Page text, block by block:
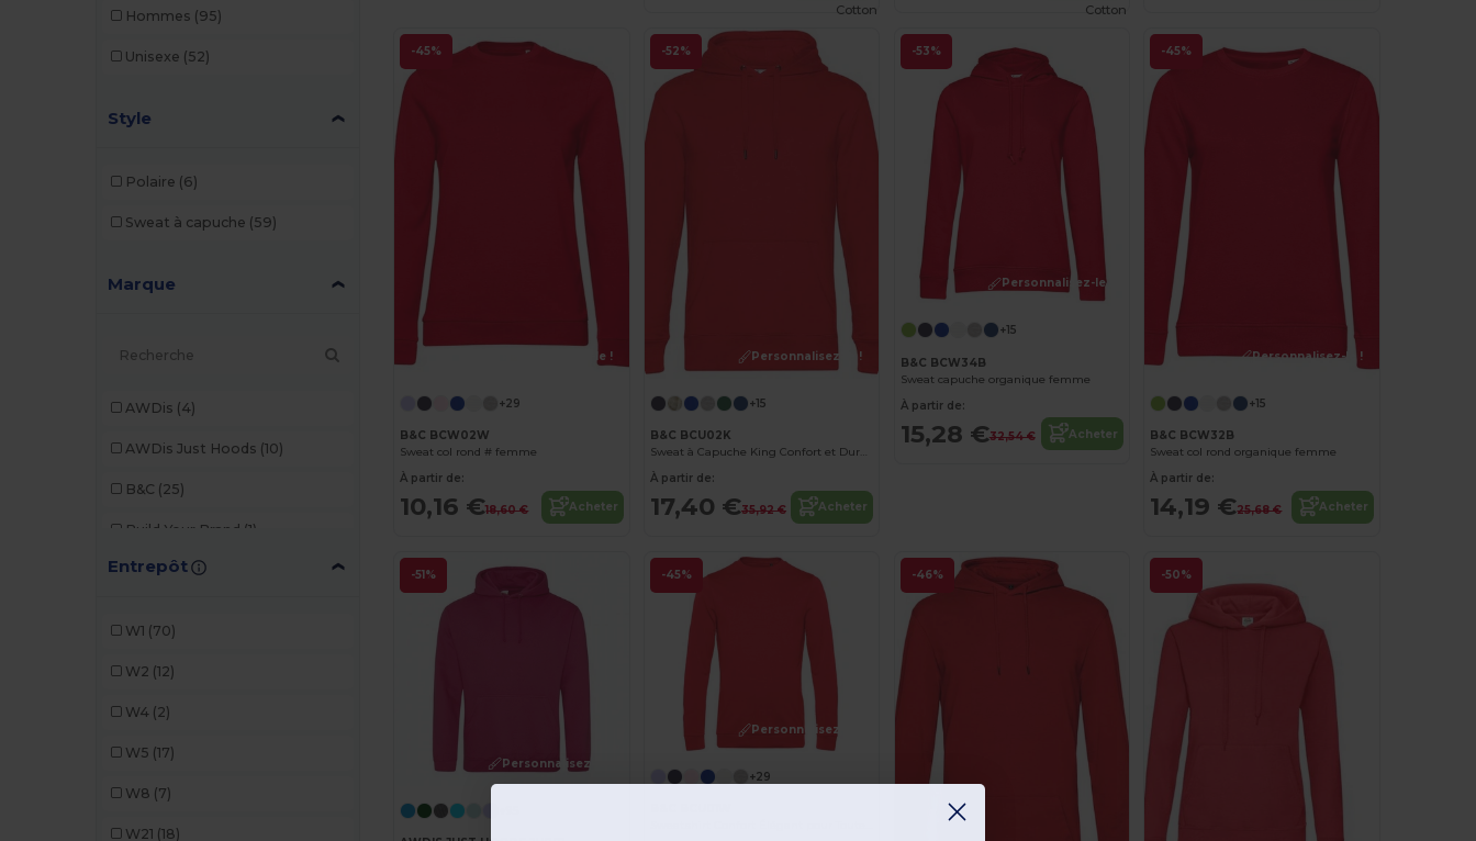
Hommes (95)
Unisexe (52)
Style
Polaire (6)
Sweat à capuche (59)
Marque
AWDis (4)
AWDis Just Hoods (10)
B&C (25)
Build Your Brand (1)
Ecologie (1)
Entrepôt
W1 (70)
W2 (12)
W4 (2)
W5 (17)
W8 (7)
W21 (18)
-45%
Personnalisez-le !
+29
B&C BCW02W
Sweat col rond # femme
À partir de:
10,16 €18,60 € Acheter
-52%
Personnalisez-le !
+15
B&C BCU02K
Sweat à Capuche King Confort et Durabilité B&C
À partir de:
17,40 €35,92 € Acheter
-53%
Cotton
Personnalisez-le !
+15
B&C BCW34B
Sweat capuche organique femme
À partir de:
15,28 €32,54 € Acheter
-45%
Cotton
Personnalisez-le !
+15
B&C BCW32B
Sweat col rond organique femme
À partir de:
14,19 €25,68 € Acheter
-51%
Personnalisez-le !
-45%
Personnalisez-le !
+29
-46% -50%